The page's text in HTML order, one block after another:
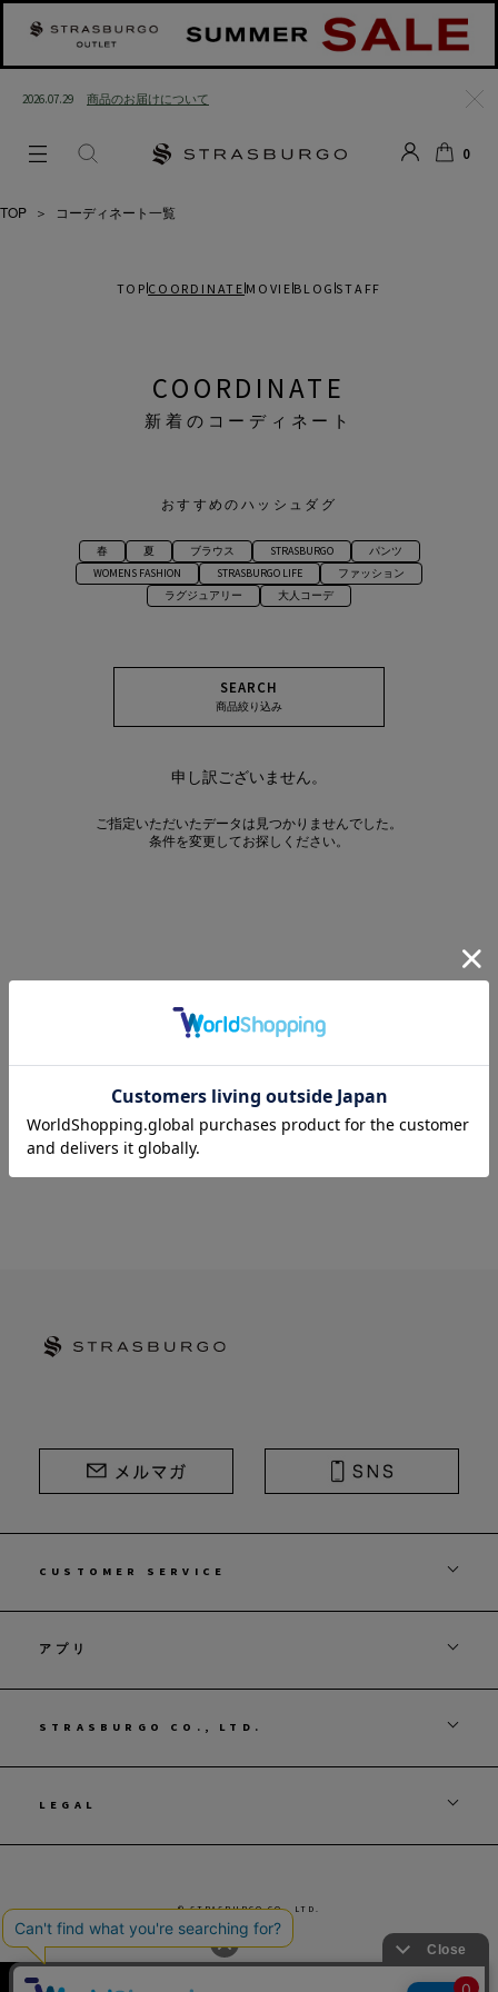
2026.07.29 商品のお届けについて
る
0
TOP ＞ コーディネート一覧
TOP COORDINATE MOVIE BLOG STAFF
COORDINATE
新着のコーディネート
おすすめのハッシュダグ
春 夏 ブラウス STRASBURGO
パンツ
WOMENS FASHION
STRASBURGO LIFE
ファッション
ラグジュアリー
大人コーデ
SEARCH
商品絞り込み
申し訳ございません。
ご指定いただいたデータは見つかりませんでした。
条件を変更してお探しください。
CUSTOMER SERVICE
アプリ
STRASBURGO CO., LTD.
LEGAL
© STRASBURGO CO., LTD.